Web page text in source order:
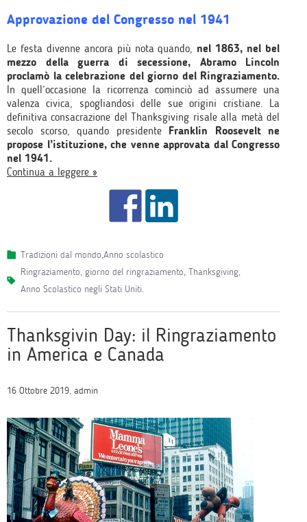
Approvazione del Congresso nel 1941
Le festa divenne ancora più nota quando,nel 1863, nel bel
mezzo della guerra di secessione,
Abramo Lincoln
proclamò la celebrazione del giorno del Ringraziamento.
In quell’occasione la ricorrenza cominciò ad assumere una
valenza civica, spogliandosi delle sue origini cristiane. La
definitiva consacrazione del Thanksgiving risale alla metà del
secolo scorso, quando presidente Franklin Roosevelt ne
propose l’istituzione, che venne approvata dal Congresso
nel 1941.
Continua a leggere »
Tradizioni dal mondo,Anno scolastico
ringraziamento, giorno del ringraziamento, Thanksgiving,
Anno Scolastico negli Stati Uniti.
Thanksgivin Day: il Ringraziamento
in America e Canada
16 Ottobre 2019, admin